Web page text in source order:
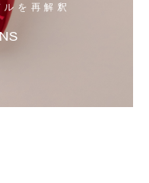
を再解釈